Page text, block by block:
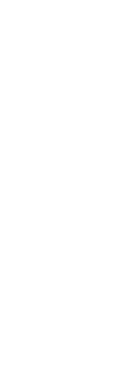
Lector c?digo de
1D 5 V DC con puerto